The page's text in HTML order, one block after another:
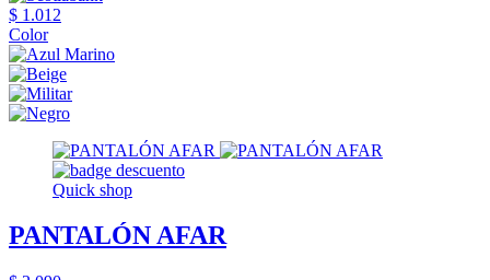
$ 1.012
Color
Quick shop
PANTALÓN AFAR